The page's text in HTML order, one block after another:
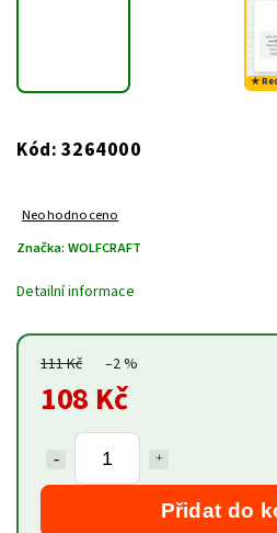
★
Kód: 3264000
Neohodnoceno
Značka: WOLFCRAFT
111 Kč –2 %
108 Kč
Přidat do
Detailní informace